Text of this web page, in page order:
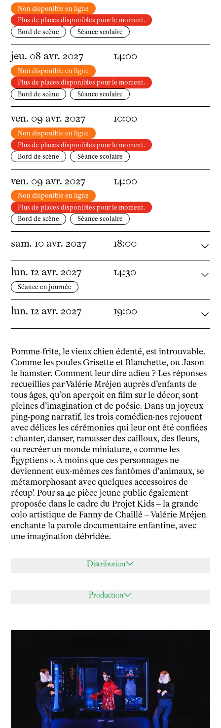
Non disponible en ligne
Plus de places disponibles pour le moment.
Bord de scène
Séance scolaire
jeu. 08 avr. 2027 14:00
Non disponible en ligne
Plus de places disponibles pour le moment.
Bord de scène
Séance scolaire
ven. 09 avr. 2027 10:00
Non disponible en ligne
Plus de places disponibles pour le moment.
Bord de scène
Séance scolaire
ven. 09 avr. 2027 14:00
Non disponible en ligne
Plus de places disponibles pour le moment.
Bord de scène
Séance scolaire
sam. 10 avr. 2027 18:00
lun. 12 avr. 2027 14:30
Séance en journée
lun. 12 avr. 2027 19:00
Pomme-frite, le vieux chien édenté, est introuvable.
Comme les poules Grisette et Blanchette, ou Jason
le hamster. Comment leur dire adieu ? Les réponses
recueillies par Valérie Mréjen auprès d’enfants de
tous âges, qu’on aperçoit en film sur le décor, sont
pleines d’imagination et de poésie. Dans un joyeux
ping-pong narratif, les trois comédien·nes rejouent
avec délices les cérémonies qui leur ont été confiées
: chanter, danser, ramasser des cailloux, des fleurs,
ou recréer un monde miniature, « comme les
Égyptiens ». À moins que ces personnages ne
deviennent eux-mêmes ces fantômes d’animaux, se
métamorphosant avec quelques accessoires de
récup’. Pour sa 4e pièce jeune public également
proposée dans le cadre du Projet Kids – la grande
colo artistique de Fanny de Chaillé – Valérie Mréjen
enchante la parole documentaire enfantine, avec
une imagination débridée.
Distribution
Production
Ressources
Programmes de salle
Vidéos
Documents
Podcasts
Technique
Ressources pédagogiques
Espace production
Actualités
Newsletter